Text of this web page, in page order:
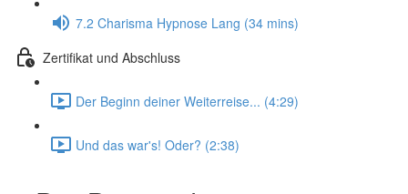
7.2 Charisma Hypnose Lang (34 mins)
Zertifikat und Abschluss
Der Beginn deiner Weiterreise... (4:29)
Und das war's! Oder? (2:38)